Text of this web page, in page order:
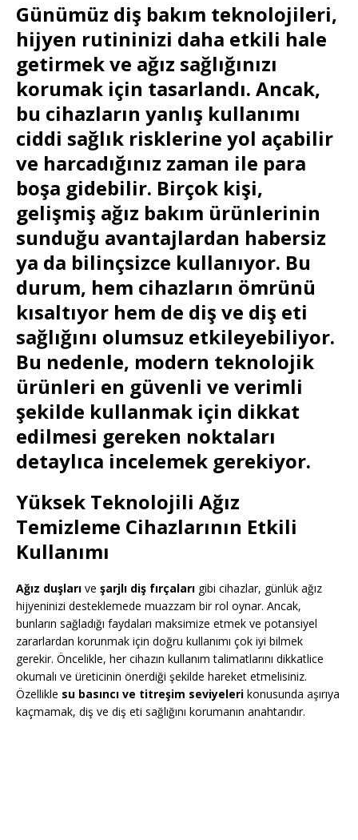
Günümüz diş bakım teknolojileri,
hijyen rutininizi daha etkili hale
getirmek ve ağız sağlığınızı
korumak için tasarlandı. Ancak,
bu cihazların yanlış kullanımı
ciddi sağlık risklerine yol açabilir
ve harcadığınız zaman ile para
boşa gidebilir. Birçok kişi,
gelişmiş ağız bakım ürünlerinin
sunduğu avantajlardan habersiz
ya da bilinçsizce kullanıyor. Bu
durum, hem cihazların ömrünü
kısaltıyor hem de diş ve diş eti
sağlığını olumsuz etkileyebiliyor.
Bu nedenle, modern teknolojik
ürünleri en güvenli ve verimli
şekilde kullanmak için dikkat
edilmesi gereken noktaları
detaylıca incelemek gerekiyor.
Yüksek Teknolojili Ağız
Temizleme Cihazlarının Etkili
Kullanımı
Ağız duşları ve şarjlı diş fırçaları gibi cihazlar, günlük ağız
hijyeninizi desteklemede muazzam bir rol oynar. Ancak,
bunların sağladığı faydaları maksimize etmek ve potansiyel
zararlardan korunmak için doğru kullanımı çok iyi bilmek
gerekir. Öncelikle, her cihazın kullanım talimatlarını dikkatlice
okumalı ve üreticinin önerdiği şekilde hareket etmelisiniz.
Özellikle su basıncı ve titreşim seviyeleri konusunda aşırıya
kaçmamak, diş ve diş eti sağlığını korumanın anahtarıdır.